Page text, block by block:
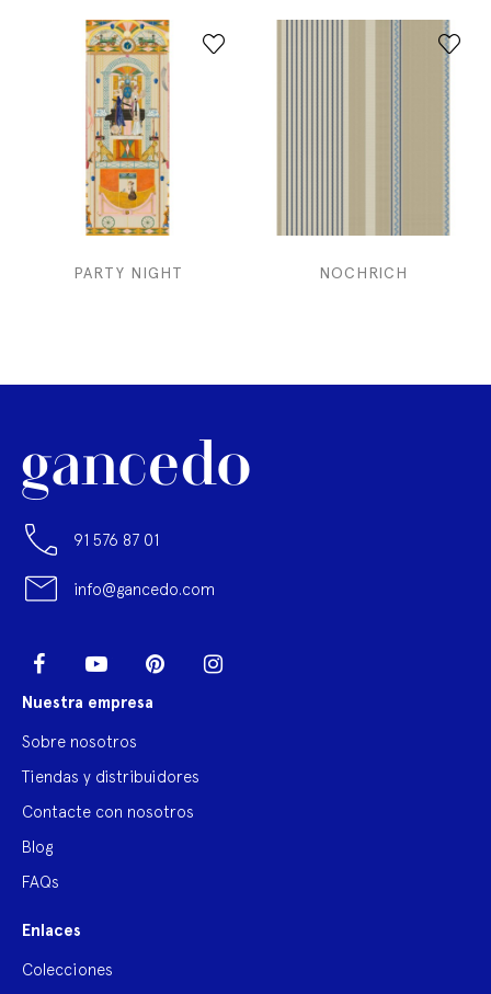
PARTY NIGHT NOCHRICH
91 576 87 01
info@gancedo.com
Facebook YouTube Pinterest
Nuestra empresa
Sobre nosotros
Tiendas y distribuidores
Contacte con nosotros
Blog
FAQs
Enlaces
Colecciones